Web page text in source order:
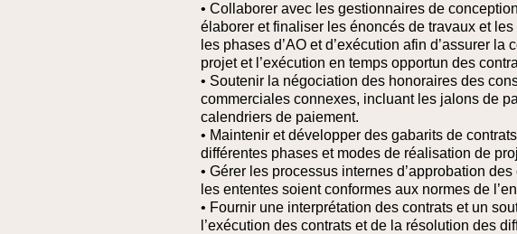
• Collaborer avec les gestionnaires de
élaborer et finaliser les énoncés de travaux et
les phases d’AO et d’exécution afin d’assurer
projet et l’exécution en temps opportun des
• Soutenir la négociation des honoraires des
commerciales connexes, incluant les jalons de
calendriers de paiement.
• Maintenir et développer des gabarits de
différentes phases et modes de réalisation de
• Gérer les processus internes d’approbation
les ententes soient conformes aux normes de
• Fournir une interprétation des contrats et un
l’exécution des contrats et de la résolution des